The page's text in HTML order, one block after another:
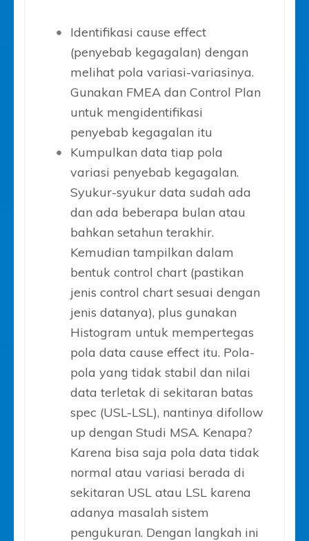
Identifikasi cause effect
(penyebab kegagalan) dengan
melihat pola variasi-variasinya.
Gunakan FMEA dan Control Plan
untuk mengidentifikasi
penyebab kegagalan itu
Kumpulkan data tiap pola
variasi penyebab kegagalan.
Syukur-syukur data sudah ada
dan ada beberapa bulan atau
bahkan setahun terakhir.
Kemudian tampilkan dalam
bentuk control chart (pastikan
jenis control chart sesuai dengan
jenis datanya), plus gunakan
Histogram untuk mempertegas
pola data cause effect itu. Pola-
pola yang tidak stabil dan nilai
data terletak di sekitaran batas
spec (USL-LSL), nantinya difollow
up dengan Studi MSA. Kenapa?
Karena bisa saja pola data tidak
normal atau variasi berada di
sekitaran USL atau LSL karena
adanya masalah sistem
pengukuran. Dengan langkah ini